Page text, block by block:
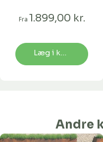
L234 cm
Fra 1.899,00 kr.
Læg i kurv
Andre